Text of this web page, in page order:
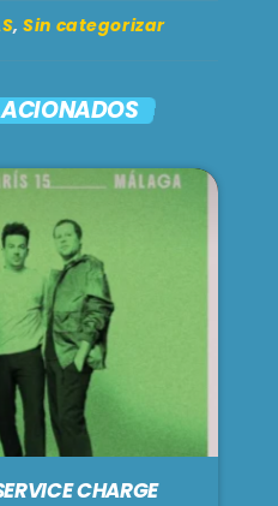
pm
pm
,Sin categorizar
CHARGE